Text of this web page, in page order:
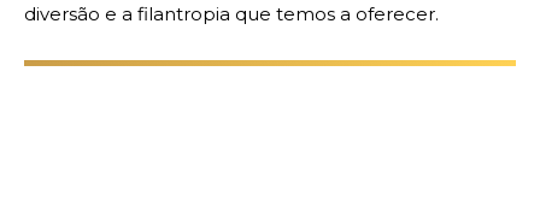
diversão e a filantropia que temos a oferecer.